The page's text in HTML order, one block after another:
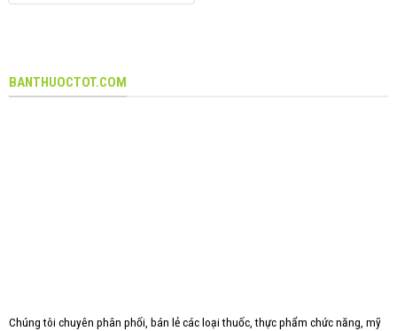
BANTHUOCTOT.COM
Chúng tôi chuyên phân phối, bán lẻ các loại thuốc, thực phẩm chức năng, mỹ